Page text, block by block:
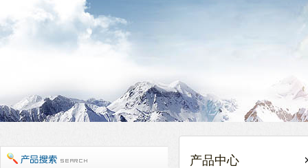
产品中心